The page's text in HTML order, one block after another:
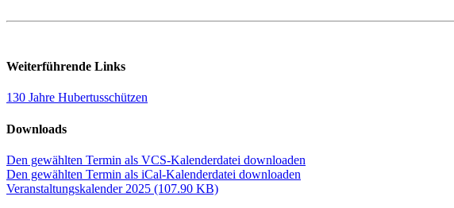
Weiterführende Links
130 Jahre Hubertusschützen
Downloads
Den gewählten Termin als VCS-Kalenderdatei downloaden
Den gewählten Termin als iCal-Kalenderdatei downloaden
Veranstaltungskalender 2025 (107.90 KB)